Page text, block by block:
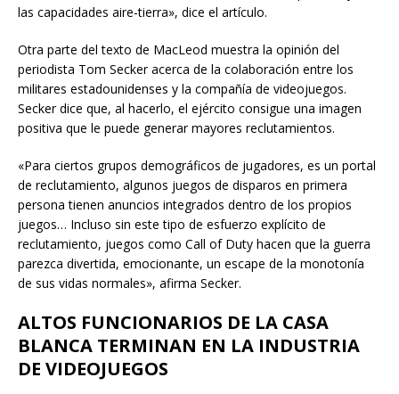
las capacidades aire-tierra», dice el artículo.
Otra parte del texto de MacLeod muestra la opinión del
periodista Tom Secker acerca de la colaboración entre los
militares estadounidenses y la compañía de videojuegos.
Secker dice que, al hacerlo, el ejército consigue una imagen
positiva que le puede generar mayores reclutamientos.
«Para ciertos grupos demográficos de jugadores, es un portal
de reclutamiento, algunos juegos de disparos en primera
persona tienen anuncios integrados dentro de los propios
juegos… Incluso sin este tipo de esfuerzo explícito de
reclutamiento, juegos como Call of Duty hacen que la guerra
parezca divertida, emocionante, un escape de la monotonía
de sus vidas normales», afirma Secker.
ALTOS FUNCIONARIOS DE LA CASA
BLANCA TERMINAN EN LA INDUSTRIA
DE VIDEOJUEGOS